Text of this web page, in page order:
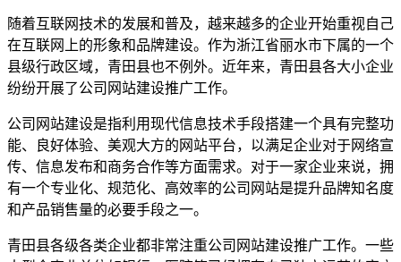
随着互联网技术的发展和普及，越来越多的企业开始重视自己
在互联网上的形象和品牌建设。作为浙江省丽水市下属的一个
县级行政区域，青田县也不例外。近年来，青田县各大小企业
纷纷开展了公司网站建设推广工作。
公司网站建设是指利用现代信息技术手段搭建一个具有完整功
能、良好体验、美观大方的网站平台，以满足企业对于网络宣
传、信息发布和商务合作等方面需求。对于一家企业来说，拥
有一个专业化、规范化、高效率的公司网站是提升品牌知名度
和产品销售量的必要手段之一。
青田县各级各类企业都非常注重公司网站建设推广工作。一些